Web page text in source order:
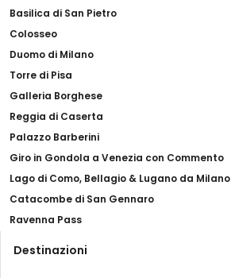
Basilica di San Pietro
Colosseo
Duomo di Milano
Torre di Pisa
Galleria Borghese
Reggia di Caserta
Palazzo Barberini
Giro in Gondola a Venezia con Commento
Lago di Como, Bellagio & Lugano da Milano
Catacombe di San Gennaro
Ravenna Pass
Destinazioni